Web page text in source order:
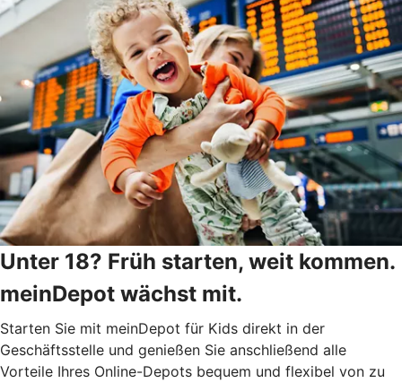
Unter 18? Früh starten, weit kommen.
meinDepot wächst mit.
Starten Sie mit meinDepot für Kids direkt in der
Geschäftsstelle und genießen Sie anschließend alle
Vorteile Ihres Online-Depots bequem und flexibel von zu